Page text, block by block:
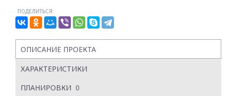
ПОДЕЛИТЬСЯ:
ОПИСАНИЕ ПРОЕКТА
ХАРАКТЕРИСТИКИ
ПЛАНИРОВКИ 0